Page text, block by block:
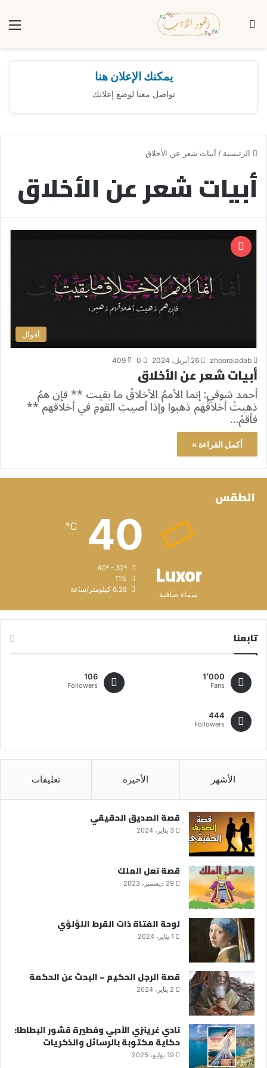
بحث عن
يمكنك الإعلان هنا
تواصل معنا لوضع إعلانك
الرئيسية / أبيات شعر عن الأخلاق
أبيات شعر عن الأخلاق
أقوال
zhooraladab 26 أبريل، 2024 0
409
أبيات شعر عن الأخلاق
أحمد شوقي: إنما الأممُ الأخلاقُ ما بقيت ** فإن همُ
ذهبتْ أخلاقُهم ذهبوا وإذا أصيبَ القومِ في أخلاقهم **
فأقمْ…
أكمل القراءة »
الطقس
Luxor
سماء صافية
40
℃
40º - 32º
11%
6.28 كيلومتر/ساعة
تابعنا
1٬000
Fans
106
Followers
444
Followers
الأشهر الأخيرة تعليقات
قصة الصديق الحقيقي
3 يناير، 2024
قصة نعل الملك
29 ديسمبر، 2023
لوحة الفتاة ذات القرط اللؤلؤي
1 يناير، 2024
قصة الرجل الحكيم – البحث عن الحكمة
2 يناير، 2024
نادي غرينزي الأدبي وفطيرة قشور البطاطا:
حكاية مكتوبة بالرسائل والذكريات
19 يوليو، 2025